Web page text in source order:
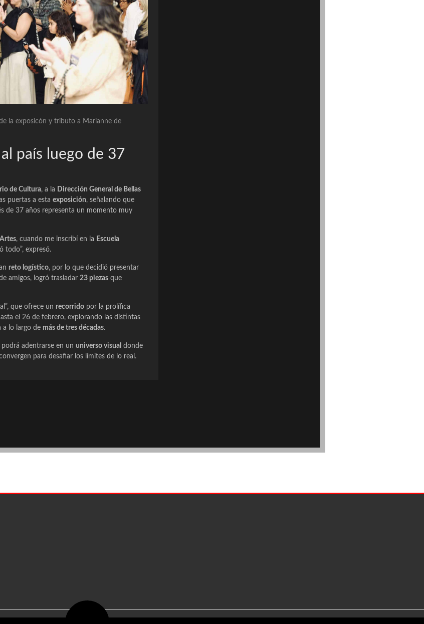
la exposicón y tributo a Marianne de
país luego de 37
de Cultura, a la Dirección General de Bellas
puertas a esta exposición, señalando que
de 37 años representa un momento muy
, cuando me inscribí en la Escuela
todo”, expresó.
reto logístico, por lo que decidió presentar
amigos, logró trasladar 23 piezas que
que ofrece un recorrido por la prolífica
el 26 de febrero, explorando las distintas
a lo largo de más de tres décadas.
adentrarse en un universo visual donde
para desafiar los límites de lo real.